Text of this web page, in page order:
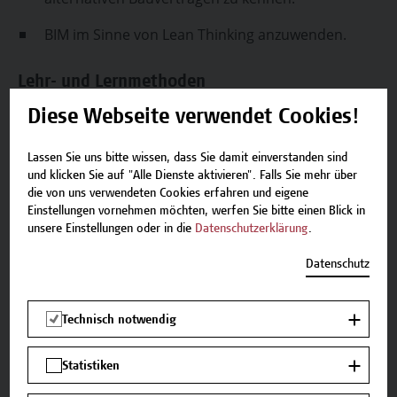
BIM im Sinne von Lean Thinking anzuwenden.
Lehr- und Lernmethoden
In diesem Modul werden folgende Lehr- und
Zu den Vortragenden
Bmstr. Dipl.-Ing. Walter
Haberfellner
Diese Webseite verwendet Cookies!
Lassen Sie uns bitte wissen, dass Sie damit einverstanden sind
und klicken Sie auf "Alle Dienste aktivieren". Falls Sie mehr über
die von uns verwendeten Cookies erfahren und eigene
Einstellungen vornehmen möchten, werfen Sie bitte einen Blick in
unsere Einstellungen oder in die Datenschutzerklärung.
Datenschutz
Technisch notwendig
Statistiken